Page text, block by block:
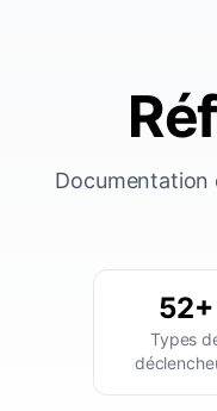
Documentation
52+
Types